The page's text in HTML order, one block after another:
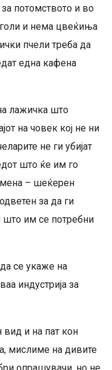
потомството и во
и нема цвеќиња
пчели треба да
една кафена
лажичка што
на човек кој не ни
не ги убијат
што ќе им го
– шеќерен
за да ги
што им се потребни
се укаже на
индустрија за
вид и на пат кон
мислиме на дивите